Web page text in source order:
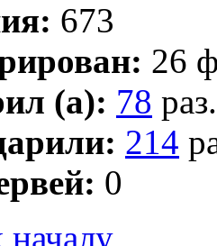
673
26
(а): 78 раз.
214
0
началу